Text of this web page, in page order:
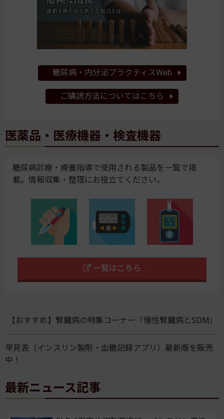
糖尿病・内分泌プラクティスWeb
ご購読方法についてはこちら
医薬品・医療機器・検査機器
糖尿病診療・療養指導で使用される製品を一覧で掲
載。情報収集・整理にお役立てください。
一覧はこちら
【おすすめ】腎臓病の特集コーナー「慢性腎臓病とSDM」
早見表（インスリン製剤・血糖記録アプリ）最新版を販売
中！
最新ニュース記事